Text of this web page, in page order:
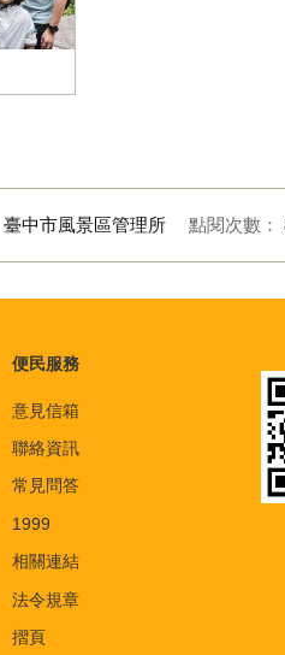
臺中市風景區管理所 點閱次數：
便民服務
意見信箱
聯絡資訊
常見問答
1999
相關連結
法令規章
摺頁